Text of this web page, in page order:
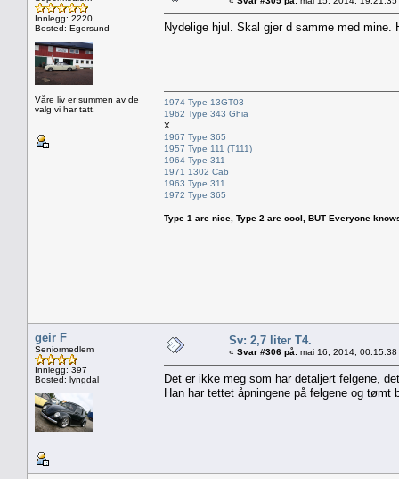
Innlegg: 2220
Bosted: Egersund
Våre liv er summen av de
valg vi har tatt.
Nydelige hjul. Skal gjer d samme med mine.
1974 Type 13GT03
1962 Type 343 Ghia
X
1967 Type 365
1957 Type 111 (T111)
1964 Type 311
1971 1302 Cab
1963 Type 311
1972 Type 365
Type 1 are nice, Type 2 are cool, BUT Everyone
geir F
Seniormedlem
Innlegg: 397
Bosted: lyngdal
Sv: 2,7 liter T4.
« Svar #306 på: mai 16, 2014, 00:15:38
Det er ikke meg som har detaljert felgene,
Han har tettet åpningene på felgene og tømt